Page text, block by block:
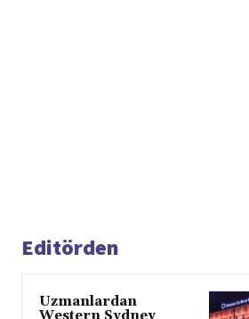
Editörden
Uzmanlardan